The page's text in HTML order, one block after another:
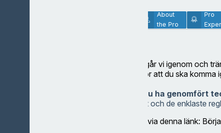
About
the Pro
Pro
Under fyra timmar går vi igenom och
praktiska delarna för att du ska komma
ska du ha genomfört
handlar om golfvett och de enklaste
Teoriprovet gör du via denna länk: